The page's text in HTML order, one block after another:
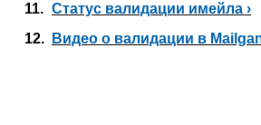
12. Видео о валидации в
11. Статус валидации имейла ›